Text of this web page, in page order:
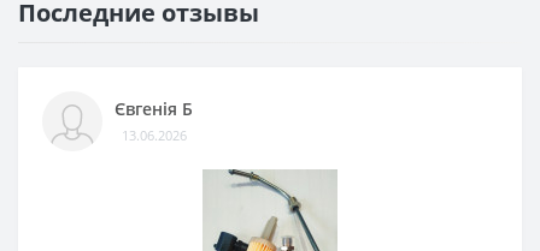
Последние отзывы
Євгенія Б
13.06.2026